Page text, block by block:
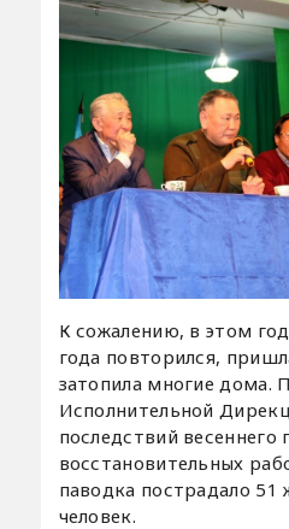
К сожалению, в этом
года повторился,
затопила многие дома.
Исполнительной
последствий
восстановительных
паводка пострадало
человек.